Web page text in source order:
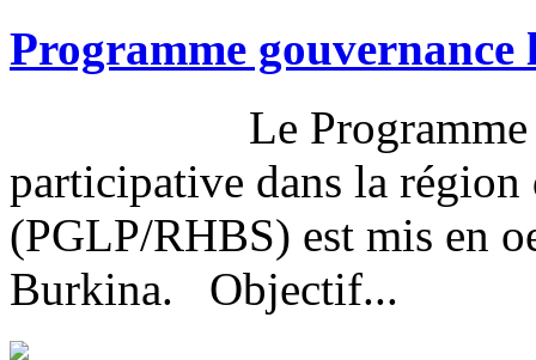
Programme
Le Programme
participative dans la région
(PGLP/RHBS) est mis en
Burkina. Objectif...